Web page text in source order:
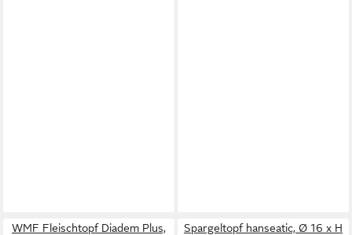
WMF Fleischtopf Diadem Plus,
Spargeltopf hanseatic, Ø 16 x H